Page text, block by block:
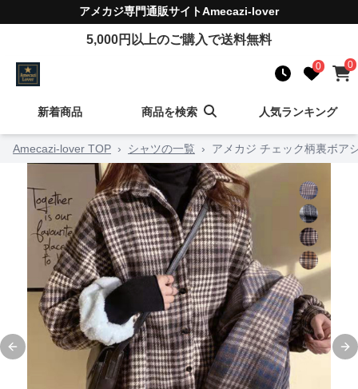
アメカジ専門通販サイトAmecazi-lover
5,000円以上のご購入で送料無料
0 0
新着商品 商品を検索 人気ランキング
Amecazi-lover TOP › シャツの一覧 › アメカジ チェック柄裏ボア
Previous slide